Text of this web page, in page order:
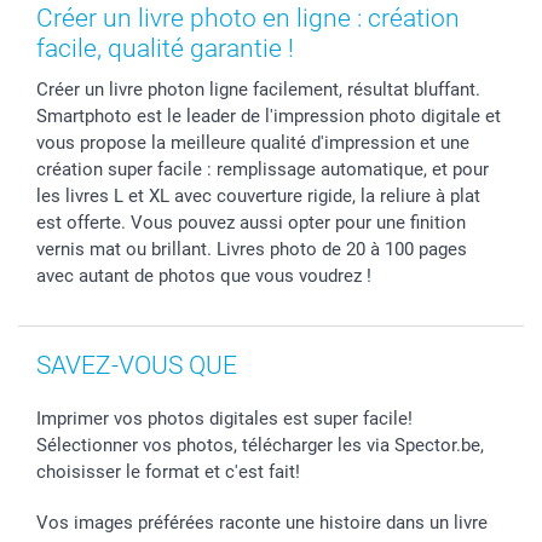
Cadres photo, accessoires déco & bonbons
Coques smartphone
Statut de ma commnade
Créer un livre photo en ligne : création
facile, qualité garantie !
Créer un livre photon ligne facilement, résultat bluffant.
Smartphoto est le leader de l'impression photo digitale et
vous propose la meilleure qualité d'impression et une
création super facile : remplissage automatique, et pour
les livres L et XL avec couverture rigide, la reliure à plat
est offerte. Vous pouvez aussi opter pour une finition
vernis mat ou brillant. Livres photo de 20 à 100 pages
avec autant de photos que vous voudrez !
SAVEZ-VOUS QUE
Imprimer vos photos digitales est super facile!
Sélectionner vos photos, télécharger les via Spector.be,
choisisser le format et c'est fait!
Vos images préférées raconte une histoire dans un livre